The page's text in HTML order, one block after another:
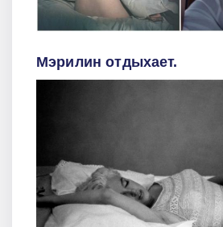
Мэрилин отдыхает.